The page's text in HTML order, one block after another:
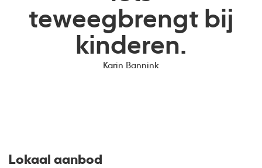
teweegbrengt bij
kinderen.
Karin Bannink
Lokaal aanbod